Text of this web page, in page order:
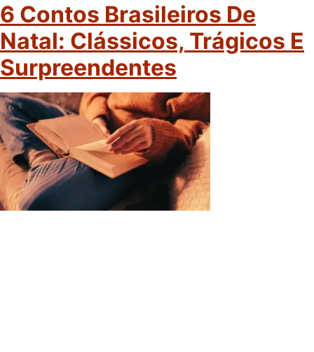
6 Contos Brasileiros De
Natal: Clássicos, Trágicos E
Surpreendentes